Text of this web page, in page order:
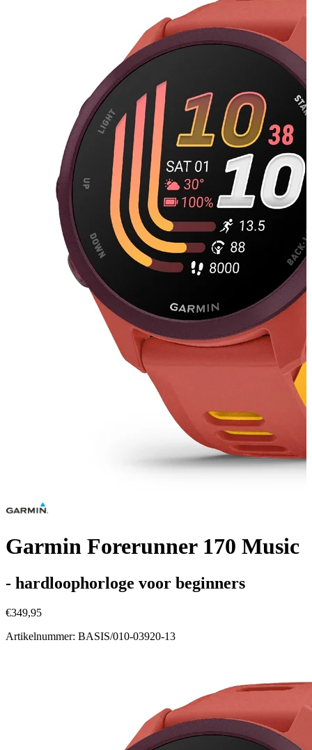
Garmin Forerunner 170 Music
- hardloophorloge voor beginners
€349,95
Artikelnummer: BASIS/010-03920-13